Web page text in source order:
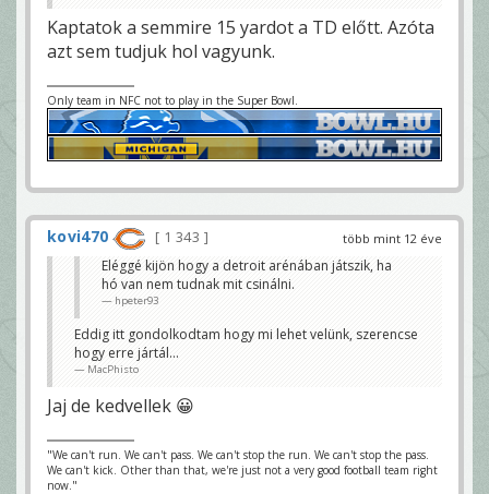
Kaptatok a semmire 15 yardot a TD előtt. Azóta
azt sem tudjuk hol vagyunk.
Only team in NFC not to play in the Super Bowl.
több mint 12 éve
kovi470
1 343
Eléggé kijön hogy a detroit arénában játszik, ha
hó van nem tudnak mit csinálni.
hpeter93
Eddig itt gondolkodtam hogy mi lehet velünk, szerencse
hogy erre jártál...
MacPhisto
Jaj de kedvellek 😀
"We can't run. We can't pass. We can't stop the run. We can't stop the pass.
We can't kick. Other than that, we're just not a very good football team right
now."